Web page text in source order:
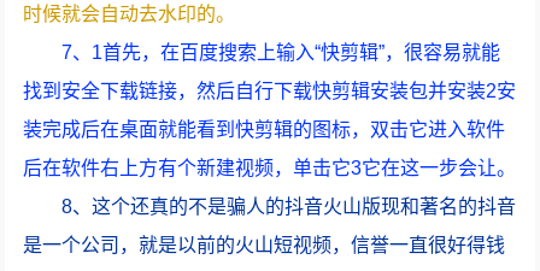
时候就会自动去水印的。
7、1首先，在百度搜索上输入“快剪辑”，很容易就能
找到安全下载链接，然后自行下载快剪辑安装包并安装2安
装完成后在桌面就能看到快剪辑的图标，双击它进入软件
后在软件右上方有个新建视频，单击它3它在这一步会让。
8、这个还真的不是骗人的抖音火山版现和著名的抖音
是一个公司，就是以前的火山短视频，信誉一直很好得钱